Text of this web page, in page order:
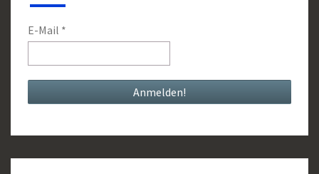
E-Mail *